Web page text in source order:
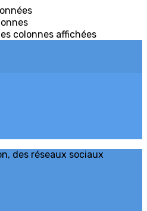
colonnes affichées
des réseaux sociaux